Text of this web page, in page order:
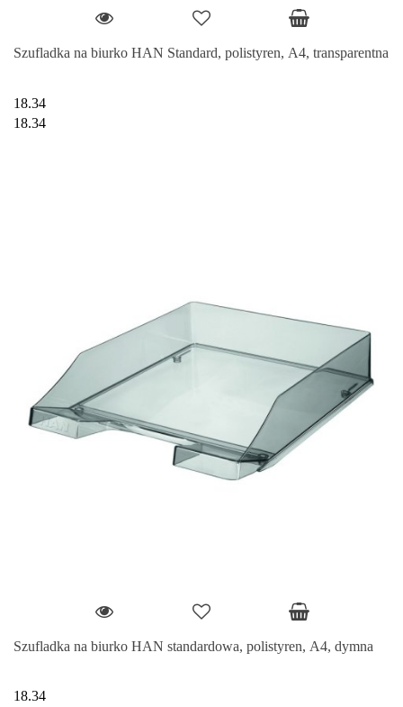
Szufladka na biurko HAN Standard, polistyren, A4, transparentna
18.34
18.34
Szufladka na biurko HAN standardowa, polistyren, A4, dymna
18.34